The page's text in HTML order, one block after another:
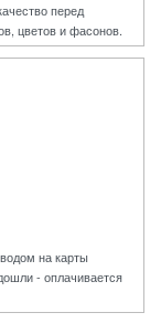
перед
цветов и фасонов.
на карты
- оплачивается